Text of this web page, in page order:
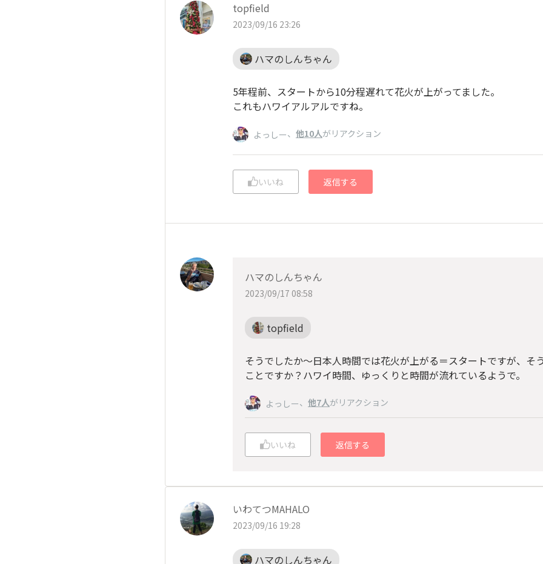
topfield
2023/09/16 23:26
ハマのしんちゃん
5年程前、スタートから10分程遅れて花火が上がってました。
これもハワイアルアルですね。
よっしー、 他10人がリアクション
いいね 返信する
ハマのしんちゃん
2023/09/17 08:58
topfield
そうでしたか～日本人時間では花火が上がる＝スタートですが、そ
ことですか？ハワイ時間、ゆっくりと時間が流れているようで。
よっしー、 他7人がリアクション
いいね 返信する
いわてつMAHALO
2023/09/16 19:28
ハマのしんちゃん